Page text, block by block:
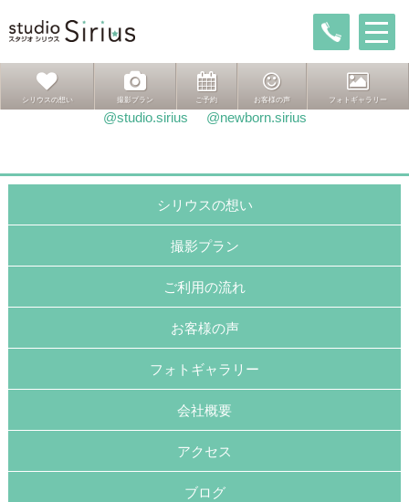
シリウスの想い 撮影プラン ご予約 お客様の声 フォトギャラリー
稿
ー
の
稿:
次ページへ 次
推し活
インスタグラムはこちら
@studio.sirius
@newborn.sirius
シリウスの想い
撮影プラン
ご利用の流れ
お客様の声
フォトギャラリー
会社概要
アクセス
ブログ